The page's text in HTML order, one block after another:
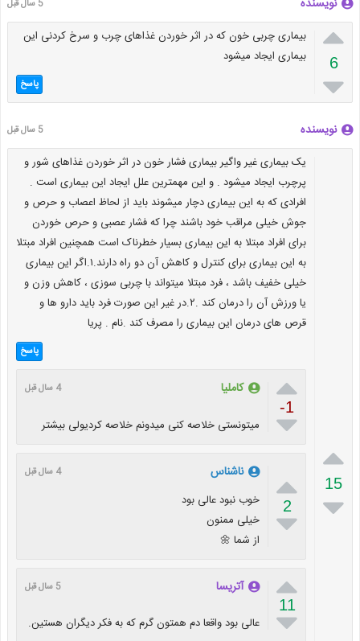
نویسنده 5 سال قبل

6

بیماری چربی خون که در اثر خوردن غذاهای چرب و سرخ کردنی این
بیماری ایجاد میشود
پاسخ
نویسنده 5 سال قبل

15

یک بیماری غیر واگیر بیماری فشار خون در اثر خوردن غذاهای شور و
پرچرب ایجاد میشود . و این مهمترین علل ایجاد این بیماری است .
افرادی که به این بیماری دچار میشوند باید از لحاظ اعصاب و حرص و
جوش خیلی مراقب خود باشند چرا که فشار عصبی و حرص خوردن
برای افراد مبتلا به این بیماری بسیار خطرناک است همچنین افراد مبتلا
به این بیماری برای کنترل و کاهش آن دو راه دارند.۱.اگر این بیماری
خیلی خفیف باشد ، فرد مبتلا میتواند با چربی سوزی ، کاهش وزن و
یا ورزش آن را درمان کند .۲.در غیر این صورت فرد باید دارو ها و
قرص های درمان این بیماری را مصرف کند .نام . پریا
پاسخ

-1

کاملیا 4 سال قبل
میتونستی خلاصه کنی میدونم خلاصه کردیولی بیشتر

2

ناشناس 4 سال قبل
خوب نبود عالی بود
خیلی ممنون
از شما 🌼

11

آتریسا 5 سال قبل
عالی بود واقعا دم همتون گرم که به فکر دیگران هستین.